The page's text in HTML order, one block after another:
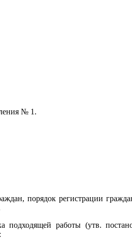
№ 1.
порядок регистрации
подходящей работы (утв.